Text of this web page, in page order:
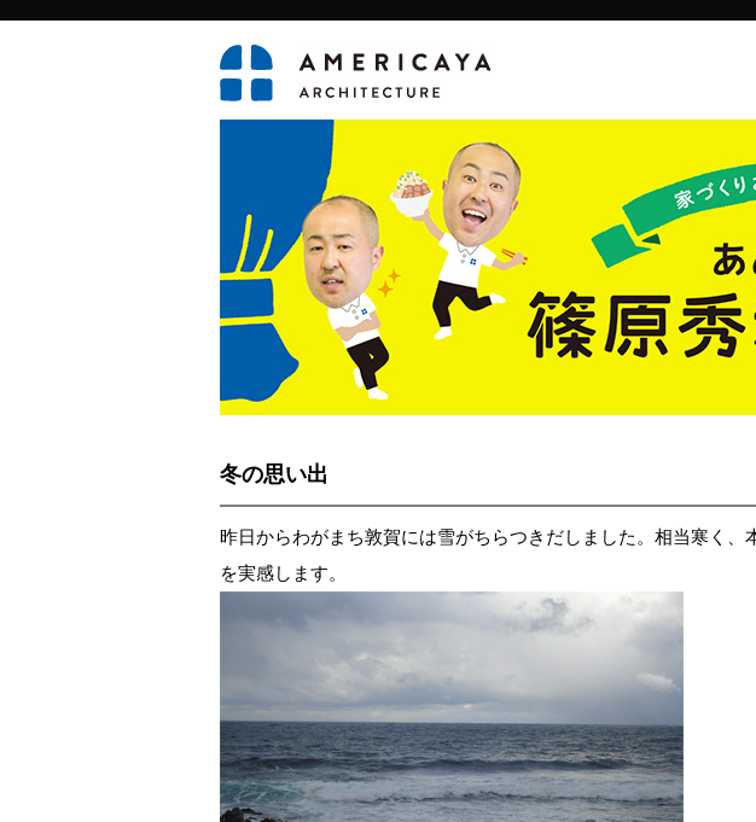
冬の思い出
昨日からわがまち敦賀には雪がちらつきだしました。相当寒く、
を実感します。